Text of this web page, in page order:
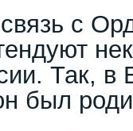
с
Так, в
был